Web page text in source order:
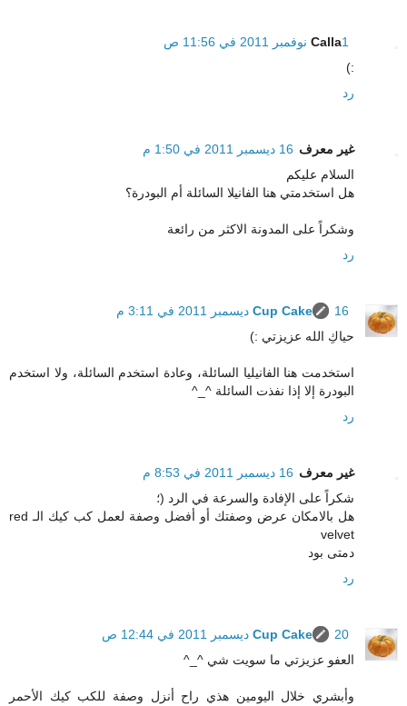
Calla1 نوفمبر 2011 في 11:56 ص
:)
رد
غير معرف 16 ديسمبر 2011 في 1:50 م
السلام عليكم
هل استخدمتي هنا الفانيلا السائلة أم البودرة؟
وشكراً على المدونة الاكثر من رائعة
رد
Cup Cake
16 ديسمبر 2011 في 3:11 م
حياكِ الله عزيزتي :)
استخدمت هنا الفانيليا السائلة، وعادة استخدم السائلة، ولا استخدم
البودرة إلا إذا نفذت السائلة ^_^
رد
غير معرف 16 ديسمبر 2011 في 8:53 م
شكراً على الإفادة والسرعة في الرد (؛
هل بالامكان عرض وصفتك أو أفضل وصفة لعمل كب كيك الـ red
velvet
دمتى بود
رد
Cup Cake
20 ديسمبر 2011 في 12:44 ص
العفو عزيزتي ما سويت شي ^_^
وأبشري خلال اليومين هذي راح أنزل وصفة للكب كيك الأحمر